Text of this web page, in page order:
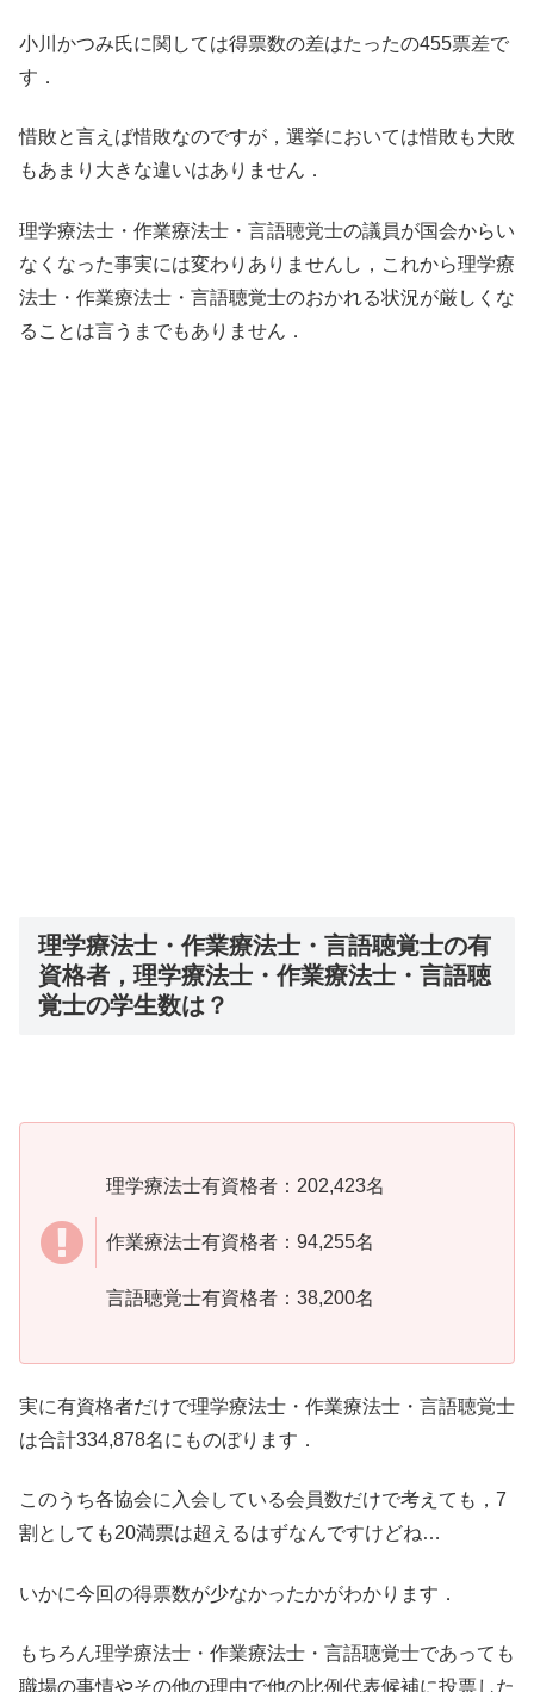
小川かつみ氏に関しては得票数の差はたったの455票差で
す．
惜敗と言えば惜敗なのですが，選挙においては惜敗も大敗
もあまり大きな違いはありません．
理学療法士・作業療法士・言語聴覚士の議員が国会からい
なくなった事実には変わりありませんし，これから理学療
法士・作業療法士・言語聴覚士のおかれる状況が厳しくな
ることは言うまでもありません．
理学療法士・作業療法士・言語聴覚士の有
資格者，理学療法士・作業療法士・言語聴
覚士の学生数は？
理学療法士有資格者：202,423名
作業療法士有資格者：94,255名
言語聴覚士有資格者：38,200名
実に有資格者だけで理学療法士・作業療法士・言語聴覚士
は合計334,878名にものぼります．
このうち各協会に入会している会員数だけで考えても，7
割としても20満票は超えるはずなんですけどね…
いかに今回の得票数が少なかったかがわかります．
もちろん理学療法士・作業療法士・言語聴覚士であっても
職場の事情やその他の理由で他の比例代表候補に投票した